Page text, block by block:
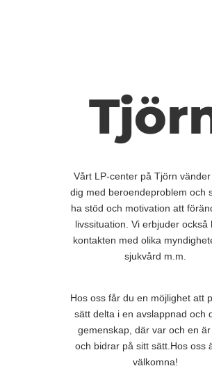
Vårt LP-center på Tjörn
dig med beroendeproblem och
ha stöd och motivation att
livssituation. Vi erbjuder också
kontakten med olika
sjukvård m.m.
Hos oss får du en möjlighet att
sätt delta i en avslappnad och
gemenskap, där var och en
och bidrar på sitt sätt.Hos oss
välkomna!